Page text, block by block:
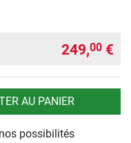
249,00 €
AU PANIER
possibilités